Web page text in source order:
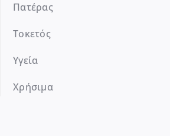
Πατέρας
Τοκετός
Υγεία
Χρήσιμα